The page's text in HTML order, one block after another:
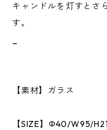
キャンドルを灯すとさ
す。
【素材】ガラス
【SIZE】Φ40/W95/